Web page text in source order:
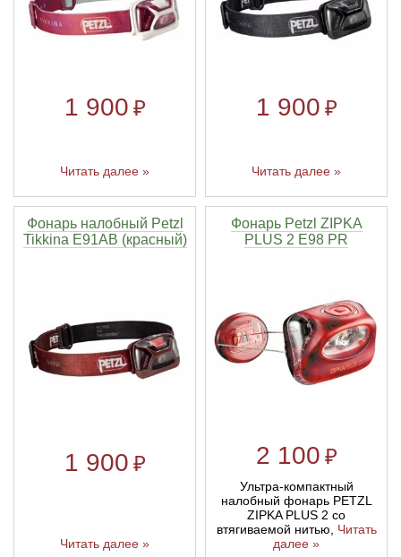
1 900 ₽
Читать далее »
1 900 ₽
Читать далее »
Фонарь налобный Petzl
Tikkina E91AB (красный)
1 900 ₽
Читать далее »
Фонарь Petzl ZIPKA
PLUS 2 E98 PR
2 100 ₽
Ультра-компактный
налобный фонарь PETZL
ZIPKA PLUS 2 со
втягиваемой нитью, Читать
далее »